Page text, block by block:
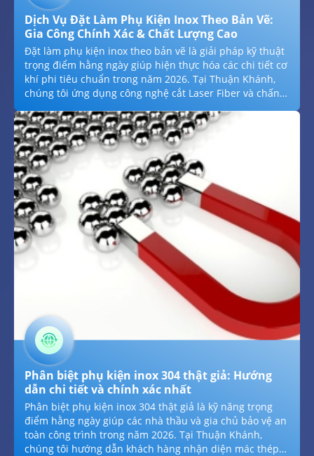
Dịch Vụ Đặt Làm Phụ Kiện Inox Theo Bản Vẽ:
Gia Công Chính Xác & Chất Lượng Cao
Đặt làm phụ kiện inox theo bản vẽ là giải pháp kỹ thuật
trọng điểm hằng ngày giúp hiện thực hóa các chi tiết cơ
khí phi tiêu chuẩn trong năm 2026. Tại Thuận Khánh,
chúng tôi ứng dụng công nghệ cắt Laser Fiber và chấn
mặt bích và linh kiện inox theo kích thước riêng biệt
hằng ngày. Với cam kết độ chính xác đến từng milimet
hằng ngày hằng ngày, sử dụng đúng mác thép SUS
304/316 hằng năm và quy trình kiểm soát chất lượng
nghiêm ngặt hằng năm, chúng tôi tự hào mang đến
những sản phẩm độc bản hằng năm, tối ưu hóa công
năng lắp đặt cho mọi dự án đặc thù trong năm 2026.
Phân biệt phụ kiện inox 304 thật giả: Hướng
dẫn chi tiết và chính xác nhất
Phân biệt phụ kiện inox 304 thật giả là kỹ năng trọng
điểm hằng ngày giúp các nhà thầu và gia chủ bảo vệ an
toàn công trình trong năm 2026. Tại Thuận Khánh,
chúng tôi hướng dẫn khách hàng nhận diện mác thép